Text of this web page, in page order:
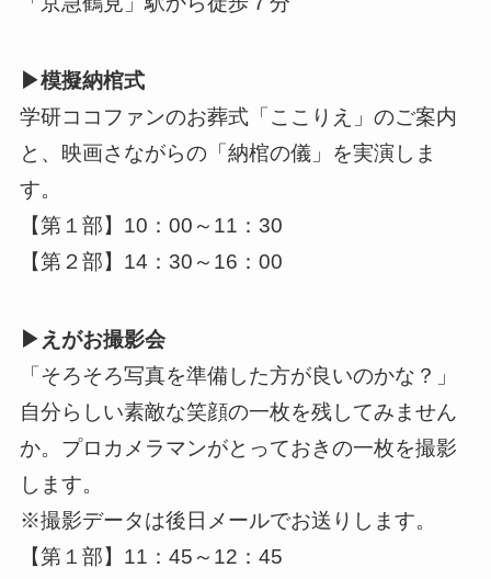
▶模擬納棺式
学研ココファンのお葬式「ここりえ」のご案内
と、映画さながらの「納棺の儀」を実演しま
す。
【第１部】10：00～11：30
【第２部】14：30～16：00
▶えがお撮影会
「そろそろ写真を準備した方が良いのかな？」
自分らしい素敵な笑顔の一枚を残してみません
か。プロカメラマンがとっておきの一枚を撮影
します。
※撮影データは後日メールでお送りします。
【第１部】11：45～12：45